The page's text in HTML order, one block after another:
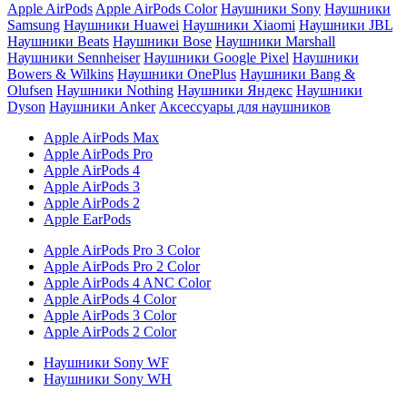
Apple AirPods Apple AirPods Color Наушники Sony Наушники
Samsung Наушники Huawei Наушники Xiaomi Наушники JBL
Наушники Beats Наушники Bose Наушники Marshall
Наушники Sennheiser Наушники Google Pixel Наушники
Bowers & Wilkins Наушники OnePlus Наушники Bang &
Olufsen Наушники Nothing Наушники Яндекс Наушники
Dyson Наушники Anker Аксессуары для наушников
Apple AirPods Max
Apple AirPods Pro
Apple AirPods 4
Apple AirPods 3
Apple AirPods 2
Apple EarPods
Apple AirPods Pro 3 Color
Apple AirPods Pro 2 Color
Apple AirPods 4 ANC Color
Apple AirPods 4 Color
Apple AirPods 3 Color
Apple AirPods 2 Color
Наушники Sony WF
Наушники Sony WH